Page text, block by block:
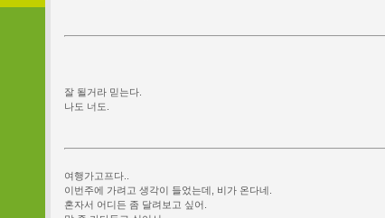
잘 될거라 믿는다.
나도 너도.
여행가고프다..
이번주에 가려고 생각이 들었는데, 비가 온다네.
혼자서 어디든 좀 달려보고 싶어.